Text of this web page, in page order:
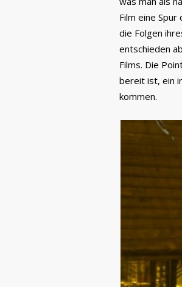
Film eine
die Folgen
entschieden
Films. Die
bereit ist, ein
kommen.